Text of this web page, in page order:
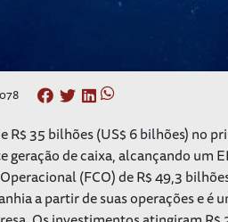
35 bilhões (US$ 6 bilhões) no
de caixa, alcançando um
(FCO) de R$ 49,3
a partir de suas operações e